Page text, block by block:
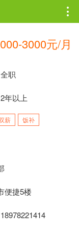

3000元/月
全职
2年以上
薪 饭补
便捷5楼
18978221414